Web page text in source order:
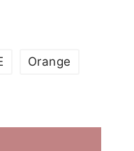
Orange